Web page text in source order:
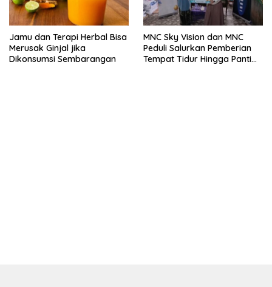
Jamu dan Terapi Herbal Bisa
Merusak Ginjal jika
Dikonsumsi Sembarangan
MNC Sky Vision dan MNC
Peduli Salurkan Pemberian
Tempat Tidur Hingga Panti